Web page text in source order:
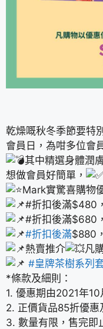
乾燥嘅秋冬季節要特
會員日，為咁多位會
其中精選身體潤
想做會員好簡單，
Mark實驚喜購物
#折扣後滿$480
#折扣後滿$680
#折扣後滿$880
熱賣推介
凡
#皇牌茶樹系列
*條款及細則：
1. 優惠期由2021年10
2. 正價貨品85折優惠
3. 數量有限，售完即